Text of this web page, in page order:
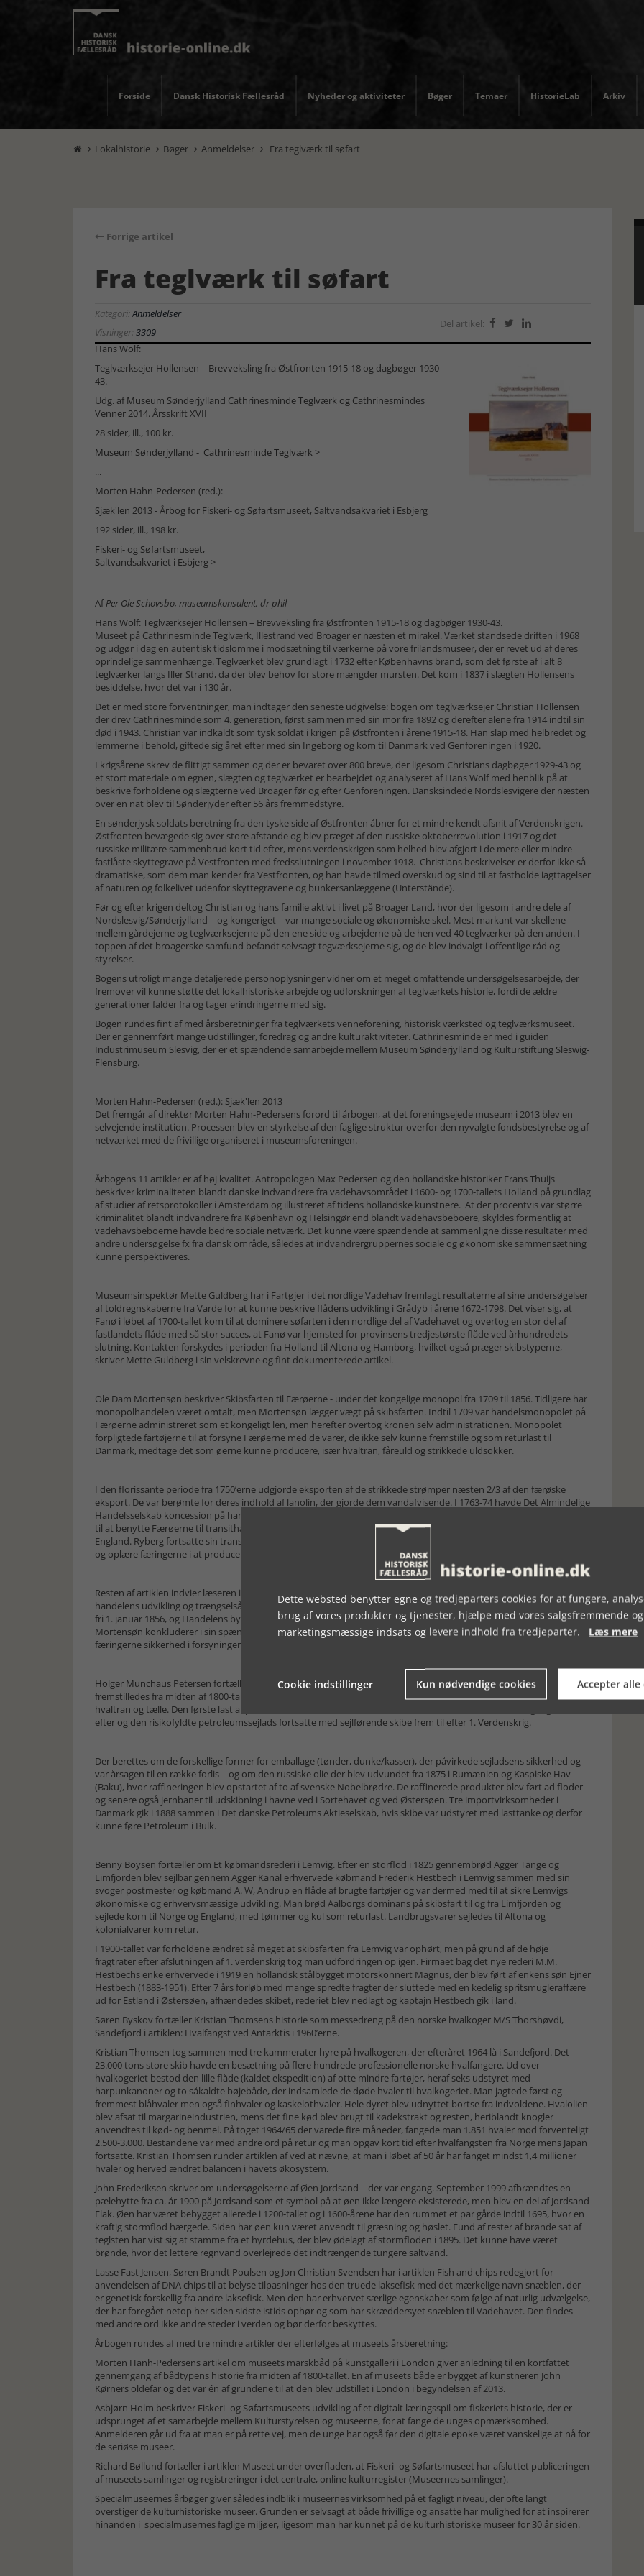
Forside Dansk Historisk Fællesråd Nyheder og aktiviteter Bøger Temaer HistorieLab Arkiv
 Lokalhistorie  Bøger  Anmeldelser  Fra teglværk til søfart
Forrige artikel
Fra teglværk til søfart
Kategori:Anmeldelser
Visninger:3309
Del artikel:   
Hans Wolf:
Teglværksejer Hollensen – Brevveksling fra Østfronten 1915-18 og dagbøger 1930-
43.
Udg. af Museum Sønderjylland Cathrinesminde Teglværk og Cathrinesmindes
Venner 2014. Årsskrift XVII
28 sider, ill., 100 kr.
Museum Sønderjylland - Cathrinesminde Teglværk >
...
Morten Hahn-Pedersen (red.):
Sjæk'len 2013 - Årbog for Fiskeri- og Søfartsmuseet, Saltvandsakvariet i Esbjerg
192 sider, ill., 198 kr.
Fiskeri- og Søfartsmuseet,
Saltvandsakvariet i Esbjerg >
AfPer Ole Schovsbo, museumskonsulent, dr phil
Hans Wolf: Teglværksejer Hollensen – Brevveksling fra Østfronten 1915-18 og dagbøger 1930-43.
Museet på Cathrinesminde Teglværk, Illestrand ved Broager er næsten et mirakel. Værket standsede driften i 1968
og udgør i dag en autentisk tidslomme i modsætning til værkerne på vore frilandsmuseer, der er revet ud af deres
oprindelige sammenhænge. Teglværket blev grundlagt i 1732 efter Københavns brand, som det første af i alt 8
teglværker langs Iller Strand, da der blev behov for store mængder mursten. Det kom i 1837 i slægten Hollensens
besiddelse, hvor det var i 130 år.
Det er med store forventninger, man indtager den seneste udgivelse: bogen om teglværksejer Christian Hollensen
der drev Cathrinesminde som 4. generation, først sammen med sin mor fra 1892 og derefter alene fra 1914 indtil sin
død i 1943. Christian var indkaldt som tysk soldat i krigen på Østfronten i årene 1915-18. Han slap med helbredet og
lemmerne i behold, giftede sig året efter med sin Ingeborg og kom til Danmark ved Genforeningen i 1920.
I krigsårene skrev de flittigt sammen og der er bevaret over 800 breve, der ligesom Christians dagbøger 1929-43 og
et stort materiale om egnen, slægten og teglværket er bearbejdet og analyseret af Hans Wolf med henblik på at
beskrive forholdene og slægterne ved Broager før og efter Genforeningen. Dansksindede Nordslesvigere der næsten
over en nat blev til Sønderjyder efter 56 års fremmedstyre.
En sønderjysk soldats beretning fra den tyske side af Østfronten åbner for et mindre kendt afsnit af Verdenskrigen.
Østfronten bevægede sig over store afstande og blev præget af den russiske oktoberrevolution i 1917 og det
russiske militære sammenbrud kort tid efter, mens verdenskrigen som helhed blev afgjort i de mere eller mindre
fastlåste skyttegrave på Vestfronten med fredsslutningen i november 1918. Christians beskrivelser er derfor ikke så
dramatiske, som dem man kender fra Vestfronten, og han havde tilmed overskud og sind til at fastholde iagttagelser
af naturen og folkelivet udenfor skyttegravene og bunkersanlæggene (Unterstände).
Før og efter krigen deltog Christian og hans familie aktivt i livet på Broager Land, hvor der ligesom i andre dele af
Nordslesvig/Sønderjylland – og kongeriget – var mange sociale og økonomiske skel. Mest markant var skellene
mellem gårdejerne og teglværksejerne på den ene side og arbejderne på de hen ved 40 teglværker på den anden. I
toppen af det broagerske samfund befandt selvsagt tegværksejerne sig, og de blev indvalgt i offentlige råd og
styrelser.
Bogens utroligt mange detaljerede personoplysninger vidner om et meget omfattende undersøgelsesarbejde, der
fremover vil kunne støtte det lokalhistoriske arbejde og udforskningen af teglværkets historie, fordi de ældre
generationer falder fra og tager erindringerne med sig.
Bogen rundes fint af med årsberetninger fra teglværkets venneforening, historisk værksted og teglværksmuseet.
Der er gennemført mange udstillinger, foredrag og andre kulturaktiviteter. Cathrinesminde er med i guiden
Industrimuseum Slesvig, der er et spændende samarbejde mellem Museum Sønderjylland og Kulturstiftung Sleswig-
Flensburg.
Morten Hahn-Pedersen (red.): Sjæk'len 2013
Det fremgår af direktør Morten Hahn-Pedersens forord til årbogen, at det foreningsejede museum i 2013 blev en
selvejende institution. Processen blev en styrkelse af den faglige struktur overfor den nyvalgte fondsbestyrelse og af
netværket med de frivillige organiseret i museumsforeningen.
Årbogens 11 artikler er af høj kvalitet. Antropologen Max Pedersen og den hollandske historiker Frans Thuijs
beskriver kriminaliteten blandt danske indvandrere fra vadehavsområdet i 1600- og 1700-tallets Holland på grundlag
af studier af retsprotokoller i Amsterdam og illustreret af tidens hollandske kunstnere. At der procentvis var større
kriminalitet blandt indvandrere fra København og Helsingør end blandt vadehavsbeboere, skyldes formentlig at
vadehavsbeboerne havde bedre sociale netværk. Det kunne være spændende at sammenligne disse resultater med
andre undersøgelse fx fra dansk område, således at indvandrergruppernes sociale og økonomiske sammensætning
kunne perspektiveres.
Museumsinspektør Mette Guldberg har i Fartøjer i det nordlige Vadehav fremlagt resultaterne af sine undersøgelser
af toldregnskaberne fra Varde for at kunne beskrive flådens udvikling i Grådyb i årene 1672-1798. Det viser sig, at
Fanø i løbet af 1700-tallet kom til at dominere søfarten i den nordlige del af Vadehavet og overtog en stor del af
fastlandets flåde med så stor succes, at Fanø var hjemsted for provinsens tredjestørste flåde ved århundredets
slutning. Kontakten forskydes i perioden fra Holland til Altona og Hamborg, hvilket også præger skibstyperne,
skriver Mette Guldberg i sin velskrevne og fint dokumenterede artikel.
Ole Dam Mortensøn beskriver Skibsfarten til Færøerne - under det kongelige monopol fra 1709 til 1856. Tidligere har
monopolhandelen været omtalt, men Mortensøn lægger vægt på skibsfarten. Indtil 1709 var handelsmonopolet på
Færøerne administreret som et kongeligt len, men herefter overtog kronen selv administrationen. Monopolet
forpligtede fartøjerne til at forsyne Færøerne med de varer, de ikke selv kunne fremstille og som returlast til
Danmark, medtage det som øerne kunne producere, især hvaltran, fåreuld og strikkede uldsokker.
I den florissante periode fra 1750’erne udgjorde eksporten af de strikkede strømper næsten 2/3 af den færøske
eksport. De var berømte for deres indhold af lanolin, der gjorde dem vandafvisende. I 1763-74 havde Det Almindelige
Handelsselskab koncession på handelen under ledelse af storkøbmanden Niels Ryberg (1725-1804), der fik tilladelse
til at benytte Færøerne til transithandel (smugleri) med varer (te, spiritus, tobak og hamp) mellem Amerika og
England. Ryberg fortsatte sin transithandel indtil 1788 og forsøgte med ringe held at fremme havfiskeriet på øerne
og oplære færingerne i at producere klipfisk (ligesom på Island), der var efterspurgt i København og Sydeuropa.
Resten af artiklen indvier læseren i en udvalgt skare af skippere, skibe og laster (strikkede strømper og trøjer), samt
handelens udvikling og trængselsårerne under krigen med England og blokaden 1807-14. Handelen blev først givet
fri 1. januar 1856, og Handelens bygninger på Færøerne og i København blev ligesom skibene solgt på auktion.
Mortensøn konkluderer i sin spændende undersøgelse, at handelsmonopolet fortsatte lige indtil 1856, fordi det gav
færingerne sikkerhed i forsyningerne med almindelige varer.
Holger Munchaus Petersen fortæller om den ikke ufarlige sejlads med petroleum, et destillat af råolie (stenolie), der
fremstilledes fra midten af 1800-tallet hovedsageligt i USA. Petroleum blev især brugt til belysning som erstatning af
hvaltran og tælle. Den første last af petroleum over Atlanten nåede London i 1862. Danske skibe kom i gang kort tid
efter og den risikofyldte petroleumssejlads fortsatte med sejlførende skibe frem til efter 1. Verdenskrig.
Der berettes om de forskellige former for emballage (tønder, dunke/kasser), der påvirkede sejladsens sikkerhed og
var årsagen til en række forlis – og om den russiske olie der blev udvundet fra 1875 i Rumænien og Kaspiske Hav
(Baku), hvor raffineringen blev opstartet af to af svenske Nobelbrødre. De raffinerede produkter blev ført ad floder
og senere også jernbaner til udskibning i havne ved i Sortehavet og ved Østersøen. Tre importvirksomheder i
Danmark gik i 1888 sammen i Det danske Petroleums Aktieselskab, hvis skibe var udstyret med lasttanke og derfor
kunne føre Petroleum i Bulk.
Benny Boysen fortæller om Et købmandsrederi i Lemvig. Efter en storflod i 1825 gennembrød Agger Tange og
Limfjorden blev sejlbar gennem Agger Kanal erhvervede købmand Frederik Hestbech i Lemvig sammen med sin
svoger postmester og købmand A. W, Andrup en flåde af brugte fartøjer og var dermed med til at sikre Lemvigs
økonomiske og erhvervsmæssige udvikling. Man brød Aalborgs dominans på skibsfart til og fra Limfjorden og
sejlede korn til Norge og England, med tømmer og kul som returlast. Landbrugsvarer sejledes til Altona og
kolonialvarer kom retur.
I 1900-tallet var forholdene ændret så meget at skibsfarten fra Lemvig var ophørt, men på grund af de høje
fragtrater efter afslutningen af 1. verdenskrig tog man udfordringen op igen. Firmaet bag det nye rederi M.M.
Hestbechs enke erhvervede i 1919 en hollandsk stålbygget motorskonnert Magnus, der blev ført af enkens søn Ejner
Hestbech (1883-1951). Efter 7 års forløb med mange spredte fragter der sluttede med en kedelig spritsmugleraffære
ud for Estland i Østersøen, afhændedes skibet, rederiet blev nedlagt og kaptajn Hestbech gik i land.
Søren Byskov fortæller Kristian Thomsens historie som messedreng på den norske hvalkoger M/S Thorshøvdi,
Sandefjord i artiklen: Hvalfangst ved Antarktis i 1960’erne.
Kristian Thomsen tog sammen med tre kammerater hyre på hvalkogeren, der efteråret 1964 lå i Sandefjord. Det
23.000 tons store skib havde en besætning på flere hundrede professionelle norske hvalfangere. Ud over
hvalkogeriet bestod den lille flåde (kaldet ekspedition) af otte mindre fartøjer, heraf seks udstyret med
harpunkanoner og to såkaldte bøjebåde, der indsamlede de døde hvaler til hvalkogeriet. Man jagtede først og
fremmest blåhvaler men også finhvaler og kaskelothvaler. Hele dyret blev udnyttet bortse fra indvoldene. Hvalolien
blev afsat til margarineindustrien, mens det fine kød blev brugt til kødekstrakt og resten, heriblandt knogler
anvendtes til kød- og benmel. På toget 1964/65 der varede fire måneder, fangede man 1.851 hvaler mod forventeligt
2.500-3.000. Bestandene var med andre ord på retur og man opgav kort tid efter hvalfangsten fra Norge mens Japan
fortsatte. Kristian Thomsen runder artiklen af ved at nævne, at man i løbet af 50 år har fanget mindst 1,4 millioner
hvaler og herved ændret balancen i havets økosystem.
John Frederiksen skriver om undersøgelserne af Øen Jordsand – der var engang. September 1999 afbrændtes en
pælehytte fra ca. år 1900 på Jordsand som et symbol på at øen ikke længere eksisterede, men blev en del af Jordsand
Flak. Øen har været bebygget allerede i 1200-tallet og i 1600-årene har den rummet et par gårde indtil 1695, hvor en
kraftig stormflod hærgede. Siden har øen kun været anvendt til græsning og høslet. Fund af rester af brønde sat af
teglsten har vist sig at stamme fra et hyrdehus, der blev ødelagt af stormfloden i 1895. Det kunne have været
brønde, hvor det lettere regnvand overlejrede det indtrængende tungere saltvand.
Lasse Fast Jensen, Søren Brandt Poulsen og Jon Christian Svendsen har i artiklen Fish and chips redegjort for
anvendelsen af DNA chips til at belyse tilpasninger hos den truede laksefisk med det mærkelige navn snæblen, der
er genetisk forskellig fra andre laksefisk. Men den har erhvervet særlige egenskaber som følge af naturlig udvælgelse,
der har foregået netop her siden sidste istids ophør og som har skræddersyet snæblen til Vadehavet. Den findes
med andre ord ikke andre steder i verden og bør derfor beskyttes.
Årbogen rundes af med tre mindre artikler der efterfølges at museets årsberetning:
Morten Hanh-Pedersens artikel om museets marskbåd på kunstgalleri i London giver anledning til en kortfattet
gennemgang af bådtypens historie fra midten af 1800-tallet. En af museets både er bygget af kunstneren John
Kørners oldefar og det var én af grundene til at den blev udstillet i London i begyndelsen af 2013.
Asbjørn Holm beskriver Fiskeri- og Søfartsmuseets udvikling af et digitalt læringsspil om fiskeriets historie, der er
udsprunget af et samarbejde mellem Kulturstyrelsen og museerne, for at fange de unges opmærksomhed.
Anmelderen går ud fra at man er på rette vej, men de unge har også før den digitale epoke været vanskelige at nå for
de seriøse museer.
Richard Bøllund fortæller i artiklen Museet under overfladen, at Fiskeri- og Søfartsmuseet har afsluttet publiceringen
af museets samlinger og registreringer i det centrale, online kulturregister (Museernes samlinger).
Specialmuseernes årbøger giver således indblik i museernes virksomhed på et fagligt niveau, der ofte langt
overstiger de kulturhistoriske museer. Grunden er selvsagt at både frivillige og ansatte har mulighed for at inspirerer
hinanden i specialmusernes faglige miljøer, ligesom man har kunnet på de kulturhistoriske museer for 30 år siden.
Dette websted benytter egne og tredjeparters cookies for at fungere,
brug af vores produkter og tjenester, hjælpe med vores salgsfremmende og
marketingsmæssige indsats og levere indhold fra tredjeparter. Læs mere
Cookie indstillinger Kun nødvendige cookies Accepter alle